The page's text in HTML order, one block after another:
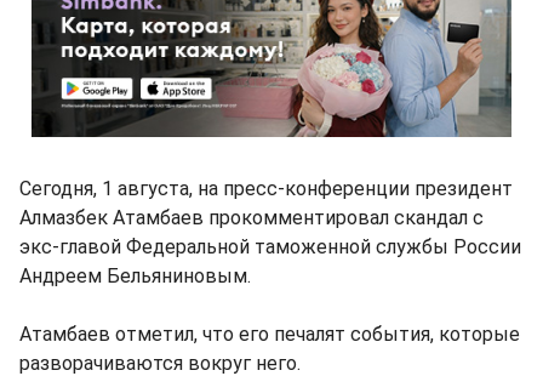
Сегодня, 1 августа, на пресс-конференции президент
Алмазбек Атамбаев прокомментировал скандал с
экс-главой Федеральной таможенной службы России
Андреем Бельяниновым.
Атамбаев отметил, что его печалят события, которые
разворачиваются вокруг него.